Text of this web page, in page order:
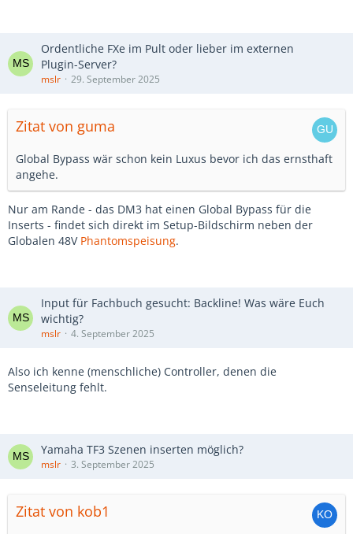
Ordentliche FXe im Pult oder lieber im externen
Plugin-Server?
mslr 29. September 2025
Zitat von guma
Global Bypass wär schon kein Luxus bevor ich das ernsthaft
angehe.
Nur am Rande - das DM3 hat einen Global Bypass für die
Inserts - findet sich direkt im Setup-Bildschirm neben der
Globalen 48V Phantomspeisung.
Input für Fachbuch gesucht: Backline! Was wäre Euch
wichtig?
mslr 4. September 2025
Also ich kenne (menschliche) Controller, denen die
Senseleitung fehlt.
Yamaha TF3 Szenen inserten möglich?
mslr 3. September 2025
Zitat von kob1